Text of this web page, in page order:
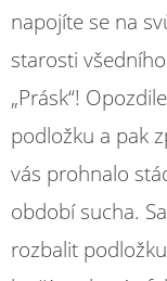
napojíte se na
starosti
„Prásk“!
podložku a pak
vás prohnalo
období sucha.
rozbalit